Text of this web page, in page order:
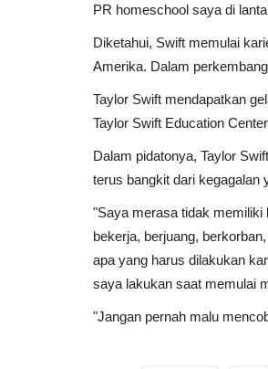
PR homeschool saya di
Diketahui, Swift memulai
Amerika. Dalam
Taylor Swift mendapatkan
Taylor Swift Education
Dalam pidatonya, Taylor
terus bangkit dari kegagalan
"Saya merasa tidak memiliki
bekerja, berjuang,
apa yang harus dilakukan
saya lakukan saat memulai
"Jangan pernah malu